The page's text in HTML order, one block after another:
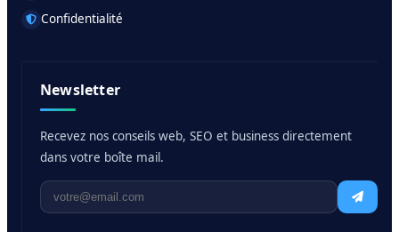
Confidentialité
Newsletter
Recevez nos conseils web, SEO et business directement
dans votre boîte mail.